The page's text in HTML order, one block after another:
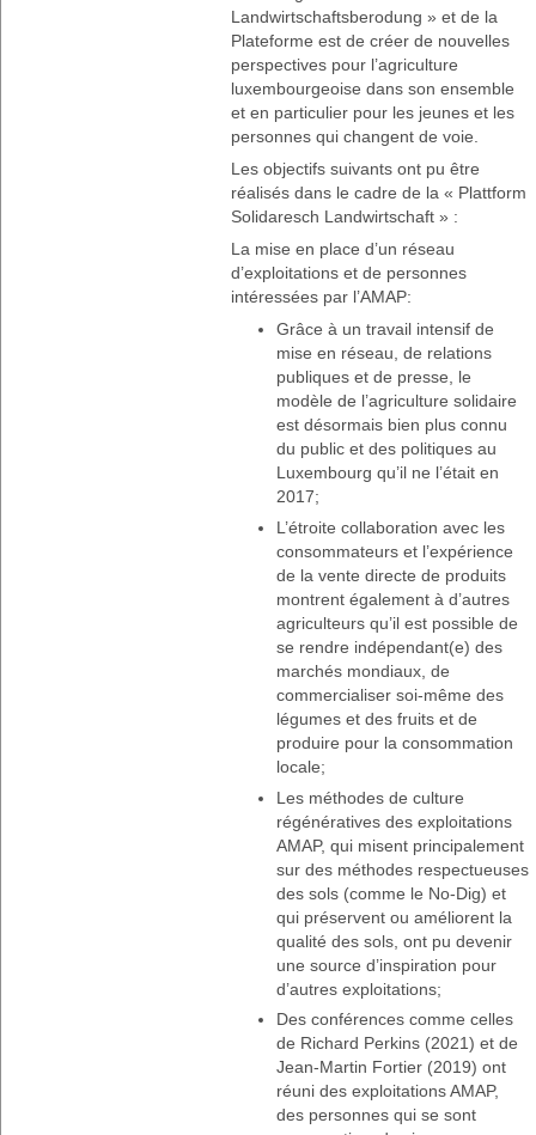
Landwirtschaftsberodung » et de la
Plateforme est de créer de nouvelles
perspectives pour l’agriculture
luxembourgeoise dans son ensemble
et en particulier pour les jeunes et les
personnes qui changent de voie.
Les objectifs suivants ont pu être
réalisés dans le cadre de la « Plattform
Solidaresch Landwirtschaft » :
La mise en place d’un réseau
d’exploitations et de personnes
intéressées par l’AMAP:
Grâce à un travail intensif de
mise en réseau, de relations
publiques et de presse, le
modèle de l’agriculture solidaire
est désormais bien plus connu
du public et des politiques au
Luxembourg qu’il ne l’était en
2017;
L’étroite collaboration avec les
consommateurs et l’expérience
de la vente directe de produits
montrent également à d’autres
agriculteurs qu’il est possible de
se rendre indépendant(e) des
marchés mondiaux, de
commercialiser soi-même des
légumes et des fruits et de
produire pour la consommation
locale;
Les méthodes de culture
régénératives des exploitations
AMAP, qui misent principalement
sur des méthodes respectueuses
des sols (comme le No-Dig) et
qui préservent ou améliorent la
qualité des sols, ont pu devenir
une source d’inspiration pour
d’autres exploitations;
Des conférences comme celles
de Richard Perkins (2021) et de
Jean-Martin Fortier (2019) ont
réuni des exploitations AMAP,
des personnes qui se sont